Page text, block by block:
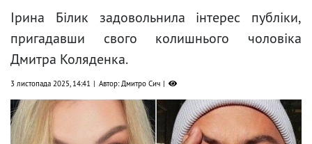
Ірина Білик задовольнила інтерес публіки,
пригадавши свого колишнього чоловіка
Дмитра Коляденка.
3 листопада 2025, 14:41 Автор: Дмитро Сич